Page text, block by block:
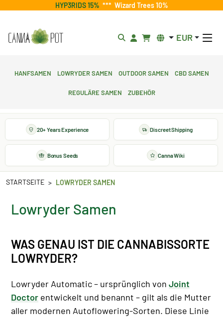
HYP3RIDS 15% *** Wizard Trees 10%
EUR
Hanfsamen Lowryder Samen Outdoor Samen CBD Samen
Reguläre Samen Zubehör
20+ Years Experience Discreet Shipping
Bonus Seeds Canna Wiki
STARTSEITE LOWRYDER SAMEN
Lowryder Samen
WAS GENAU IST DIE CANNABISSORTE
LOWRYDER?
Lowryder Automatic – ursprünglich von Joint
Doctor entwickelt und benannt – gilt als die Mutter
aller modernen Autoflowering-Sorten. Diese Linie